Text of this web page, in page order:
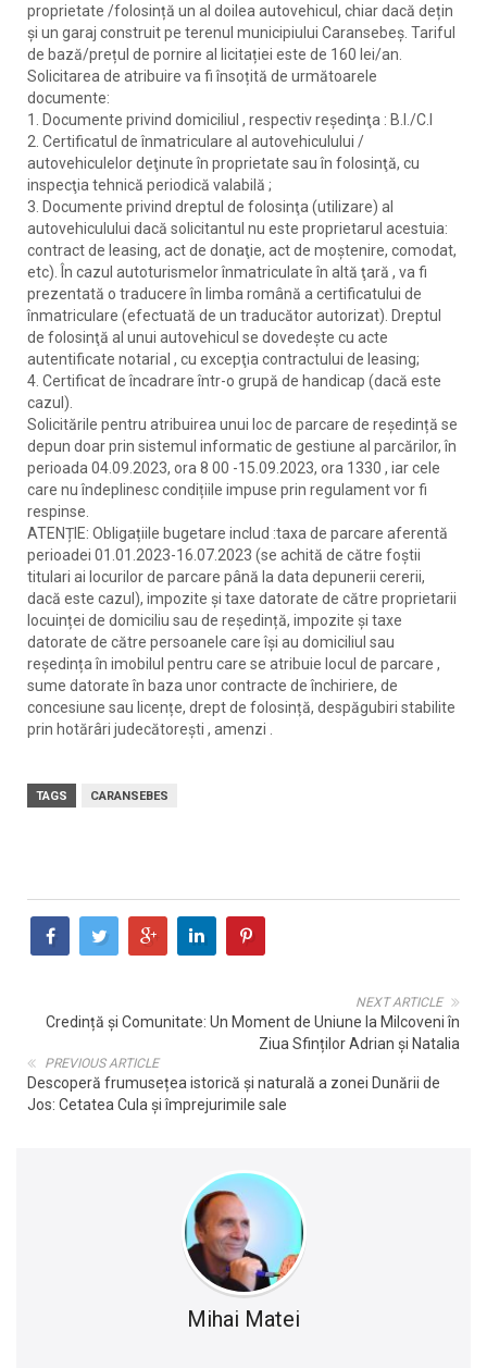
proprietate /folosință un al doilea autovehicul, chiar dacă dețin
și un garaj construit pe terenul municipiului Caransebeș. Tariful
de bază/prețul de pornire al licitației este de 160 lei/an.
Solicitarea de atribuire va fi însoțită de următoarele
documente:
1. Documente privind domiciliul , respectiv reşedinţa : B.I./C.I
2. Certificatul de înmatriculare al autovehiculului /
autovehiculelor deţinute în proprietate sau în folosinţă, cu
inspecţia tehnică periodică valabilă ;
3. Documente privind dreptul de folosinţa (utilizare) al
autovehiculului dacă solicitantul nu este proprietarul acestuia:
contract de leasing, act de donaţie, act de moştenire, comodat,
etc). În cazul autoturismelor înmatriculate în altă ţară , va fi
prezentată o traducere în limba română a certificatului de
înmatriculare (efectuată de un traducător autorizat). Dreptul
de folosinţă al unui autovehicul se dovedeşte cu acte
autentificate notarial , cu excepţia contractului de leasing;
4. Certificat de încadrare într-o grupă de handicap (dacă este
cazul).
Solicitările pentru atribuirea unui loc de parcare de reședință se
depun doar prin sistemul informatic de gestiune al parcărilor, în
perioada 04.09.2023, ora 8 00 -15.09.2023, ora 1330 , iar cele
care nu îndeplinesc condițiile impuse prin regulament vor fi
respinse.
ATENȚIE: Obligațiile bugetare includ :taxa de parcare aferentă
perioadei 01.01.2023-16.07.2023 (se achită de către foștii
titulari ai locurilor de parcare până la data depunerii cererii,
dacă este cazul), impozite și taxe datorate de către proprietarii
locuinței de domiciliu sau de reședință, impozite și taxe
datorate de către persoanele care își au domiciliul sau
reședința în imobilul pentru care se atribuie locul de parcare ,
sume datorate în baza unor contracte de închiriere, de
concesiune sau licențe, drept de folosință, despăgubiri stabilite
prin hotărâri judecătorești , amenzi .
TAGS CARANSEBES
NEXT ARTICLE
Credință și Comunitate: Un Moment de Uniune la Milcoveni în
Ziua Sfinților Adrian și Natalia
PREVIOUS ARTICLE
Descoperă frumusețea istorică și naturală a zonei Dunării de
Jos: Cetatea Cula și împrejurimile sale
Mihai Matei